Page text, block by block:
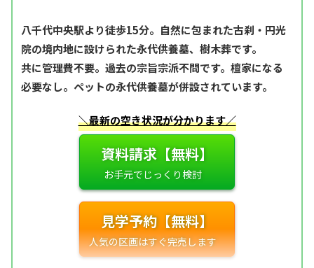
八千代中央駅より徒歩15分。自然に包まれた古刹・円光
院の境内地に設けられた永代供養墓、樹木葬です。
共に管理費不要。過去の宗旨宗派不問です。檀家になる
必要なし。ペットの永代供養墓が併設されています。
＼最新の空き状況が分かります／
資料請求【無料】
見学予約【無料】